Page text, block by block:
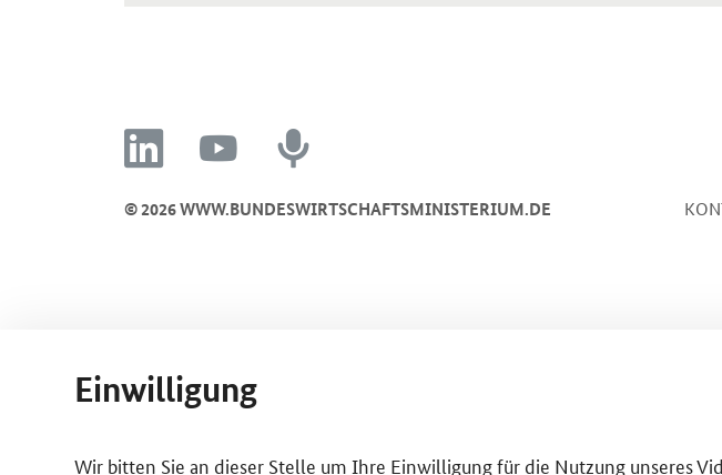
linkedin youtube
© 2026 WWW.BUNDESWIRTSCHAFTSMINISTERIUM.DE
Einwilligung
Wir bitten Sie an dieser Stelle um Ihre Einwilligung für die Nutzung unseres